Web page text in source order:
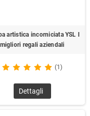
artistica incorniciata YSL I
migliori regali aziendali
(1)
Dettagli